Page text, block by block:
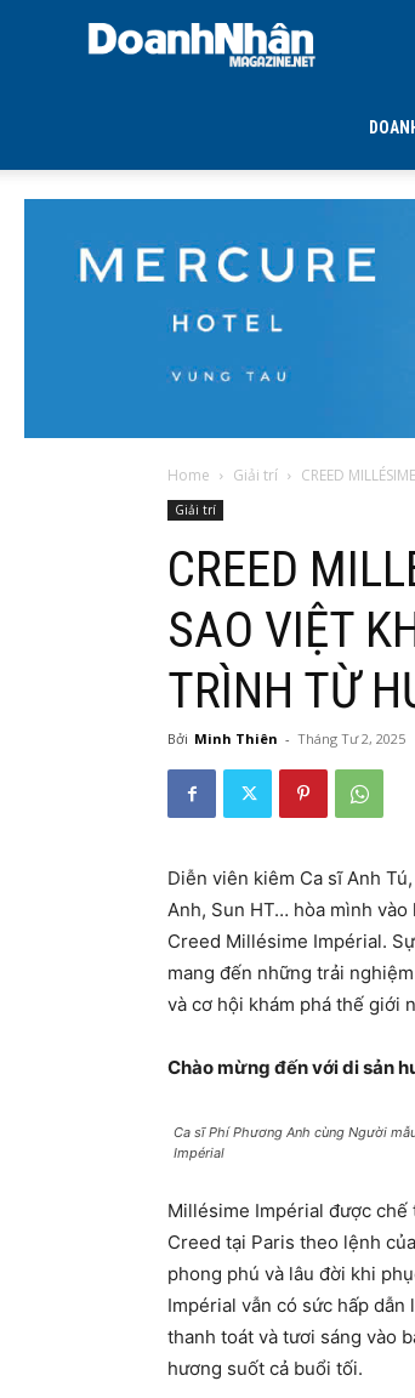
Home Giải trí CREED
Giải trí
CREED
SAO VIỆT
TRÌNH TỪ
Bởi Minh Thiên - Tháng Tư 2, 2025
Diễn viên kiêm Ca sĩ Anh
Anh, Sun HT… hòa mình
Creed Millésime Impérial.
mang đến những trải
và cơ hội khám phá thế giới
Chào mừng đến với di sản
Ca sĩ Phí Phương Anh cùng Người
Impérial
Millésime Impérial được chế
Creed tại Paris theo lệnh
phong phú và lâu đời khi
Impérial vẫn có sức hấp dẫn
thanh toát và tươi sáng vào
hương suốt cả buổi tối.